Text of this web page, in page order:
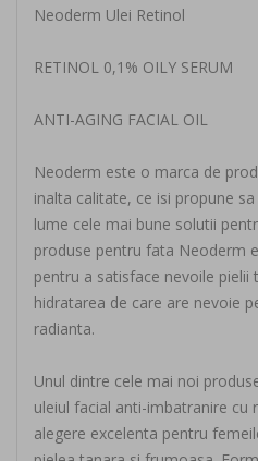
Neoderm Ulei Retinol
RETINOL 0,1% OILY SERUM
ANTI-AGING FACIAL OIL
Neoderm este o marca de
inalta calitate, ce isi propune
lume cele mai bune solutii
produse pentru fata Neoderm
pentru a satisface nevoile
hidratarea de care are nevoie
radianta.
Unul dintre cele mai noi
uleiul facial anti-imbatranire cu
alegere excelenta pentru